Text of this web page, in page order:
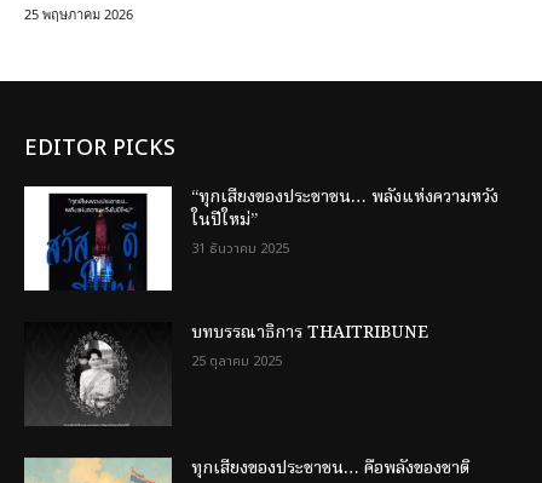
25 พฤษภาคม 2026
EDITOR PICKS
“ทุกเสียงของประชาชน… พลังแห่งความหวัง
ในปีใหม่”
31 ธันวาคม 2025
บทบรรณาธิการ THAITRIBUNE
25 ตุลาคม 2025
ทุกเสียงของประชาชน… คือพลังของชาติ